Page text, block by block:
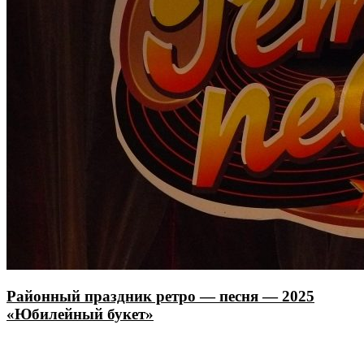
Районный праздник ретро — песня — 2025
«Юбилейный букет»